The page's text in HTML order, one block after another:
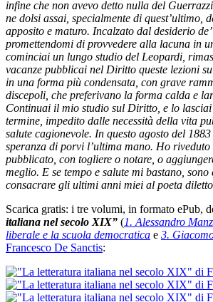
infine che non avevo detto nulla del
ne dolsi assai, specialmente di quest’ultimo,
apposito e maturo. Incalzato dal desiderio
promettendomi di provvedere alla lacuna in
cominciai un lungo studio del Leopardi,
vacanze pubblicai nel Diritto queste lezioni
in una forma più condensata, con grave
discepoli, che preferivano la forma calda e
Continuai il mio studio sul Diritto, e lo
termine, impedito dalle necessità della vita
salute cagionevole. In questo agosto del
speranza di porvi l’ultima mano. Ho
pubblicato, con togliere o notare, o
meglio. E se tempo e salute mi bastano, sono
consacrare gli ultimi anni miei al poeta
Scarica gratis: i tre volumi, in formato ePub,
italiana nel secolo XIX” (1. Alessandro
liberale e la scuola democratica e 3.
Francesco De Sanctis: